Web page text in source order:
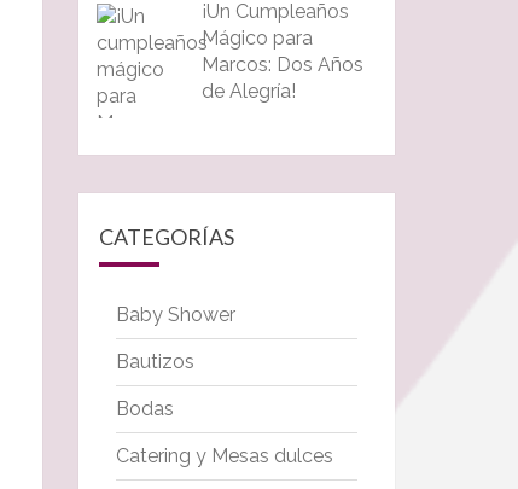
¡Un Cumpleaños
Mágico para
Marcos: Dos Años
de Alegría!
CATEGORÍAS
Baby Shower
Bautizos
Bodas
Catering y Mesas dulces